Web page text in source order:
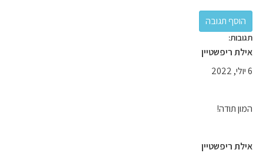
תגובות:
אילת ריפשטיין
6 יולי, 2022
המון תודה!
אילת ריפשטיין